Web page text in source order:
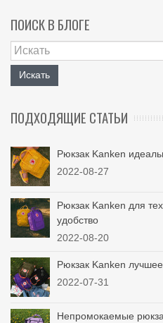
ПОИСК В БЛОГЕ
Искать
ПОДХОДЯЩИЕ СТАТЬИ
Рюкзак Kanken
2022-08-27
Рюкзак Kanken для
удобство
2022-08-20
Рюкзак Kanken
2022-07-31
Непромокаемые